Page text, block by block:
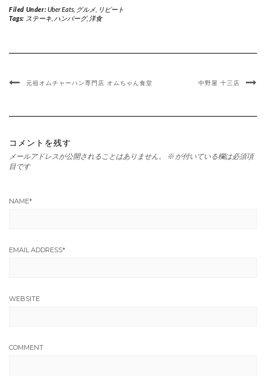
Filed Under:Uber Eats, グルメ, リピート
Tags: ステーキ, ハンバーグ, 洋食
元祖オムチャーハン専門店 オムちゃん食堂 中野屋 十三店
コメントを残す
メールアドレスが公開されることはありません。 ※ が付いている欄は必須項
目です
NAME*
EMAIL ADDRESS*
WEBSITE
COMMENT